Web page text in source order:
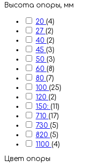
Высота опоры, мм
20 (4)
27 (2)
40 (2)
45 (3)
50 (3)
60 (8)
80 (7)
100 (25)
120 (2)
150: (11)
710 (17)
730 (5)
820 (5)
1100 (4)
Цвет опоры